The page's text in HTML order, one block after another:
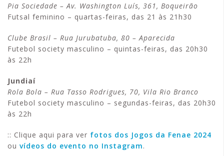
Pia Sociedade – Av. Washington Luís, 361, Boqueirão
Futsal feminino – quartas-feiras, das 21 às 21h30
Clube Brasil – Rua Jurubatuba, 80 – Aparecida
Futebol society masculino – quintas-feiras, das 20h30
às 22h
Jundiaí
Rola Bola – Rua Tasso Rodrigues, 70, Vila Rio Branco
Futebol society masculino – segundas-feiras, das 20h30
às 22h
:: Clique aqui para ver fotos dos Jogos da Fenae 2024
ou vídeos do evento no Instagram.